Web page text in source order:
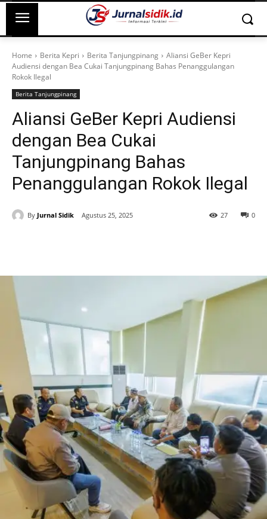
Home Berita Kepri Berita Tanjungpinang
Aliansi GeBer Kepri
Audiensi dengan Bea Cukai Tanjungpinang Bahas Penanggulangan
Rokok Ilegal
Berita Tanjungpinang
Aliansi GeBer Kepri Audiensi
dengan Bea Cukai
Tanjungpinang Bahas
Penanggulangan Rokok Ilegal
By Jurnal Sidik Agustus 25, 2025 0
27